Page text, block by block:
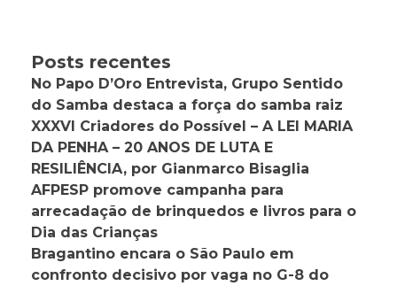
Posts recentes
No Papo D’Oro Entrevista, Grupo Sentido
do Samba destaca a força do samba raiz
XXXVI Criadores do Possível – A LEI MARIA
DA PENHA – 20 ANOS DE LUTA E
RESILIÊNCIA, por Gianmarco Bisaglia
AFPESP promove campanha para
arrecadação de brinquedos e livros para o
Dia das Crianças
Bragantino encara o São Paulo em
confronto decisivo por vaga no G-8 do